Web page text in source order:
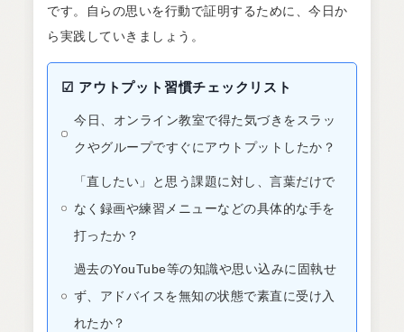
です。自らの思いを行動で証明するために、今日か
ら実践していきましょう。
☑ アウトプット習慣チェックリスト
今日、オンライン教室で得た気づきをスラッ
クやグループですぐにアウトプットしたか？
「直したい」と思う課題に対し、言葉だけで
なく録画や練習メニューなどの具体的な手を
打ったか？
過去のYouTube等の知識や思い込みに固執せ
ず、アドバイスを無知の状態で素直に受け入
れたか？